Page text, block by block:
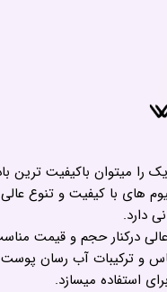
را میتوان باکیفیت ترین
های با کیفیت و تنوع
دارد.
عالی درکنار حجم و قیمت
و ترکیبات آب رسان
استفاده میسازد.